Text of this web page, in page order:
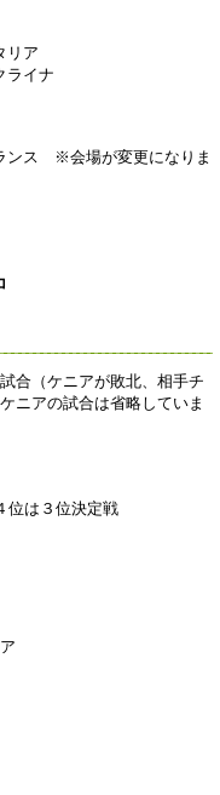
ア
イナ
ス ※会場が変更になりま
合（ケニアが敗北、相手チ
ニアの試合は省略していま
位は３位決定戦